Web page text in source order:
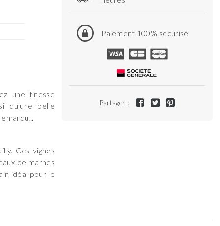
Paiement 100% sécurisé
Partager :
une finesse
qu'une belle
Ces vignes
de marnes
idéal pour le